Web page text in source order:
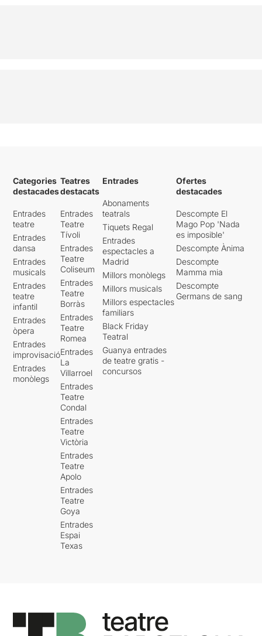
Categories
destacades
Entrades
teatre
Entrades
dansa
Entrades
musicals
Entrades
teatre
infantil
Entrades
òpera
Entrades
improvisació
Entrades
monòlegs
Teatres
destacats
Entrades
Teatre
Tívoli
Entrades
Teatre
Coliseum
Entrades
Teatre
Borràs
Entrades
Teatre
Romea
Entrades
La
Villarroel
Entrades
Teatre
Condal
Entrades
Teatre
Victòria
Entrades
Teatre
Apolo
Entrades
Teatre
Goya
Entrades
Espai
Texas
Entrades
Abonaments
teatrals
Tiquets Regal
Entrades
espectacles a
Madrid
Millors monòlegs
Millors musicals
Millors espectacles
familiars
Black Friday
Teatral
Guanya entrades
de teatre gratis -
concursos
Ofertes
destacades
Descompte El
Mago Pop 'Nada
es imposible'
Descompte Ànima
Descompte
Mamma mia
Descompte
Germans de sang